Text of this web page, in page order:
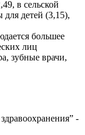
в сельской
для детей (3,15),
большее
лиц
зубные врачи,
-